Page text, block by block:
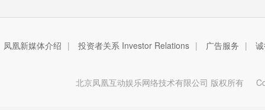
凤凰新媒体介绍 | 投资者关系 Investor Relations | 广告服务 |
北京凤凰互动娱乐网络技术有限公司 版权所有